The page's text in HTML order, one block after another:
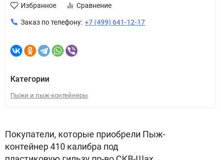
Избранное Сравнение
Заказ по телефону: +7 (499) 641-12-17
Категории
Пыжи и пыж-контейнеры
Покупатели, которые приобрели Пыж-
контейнер 410 калибра под